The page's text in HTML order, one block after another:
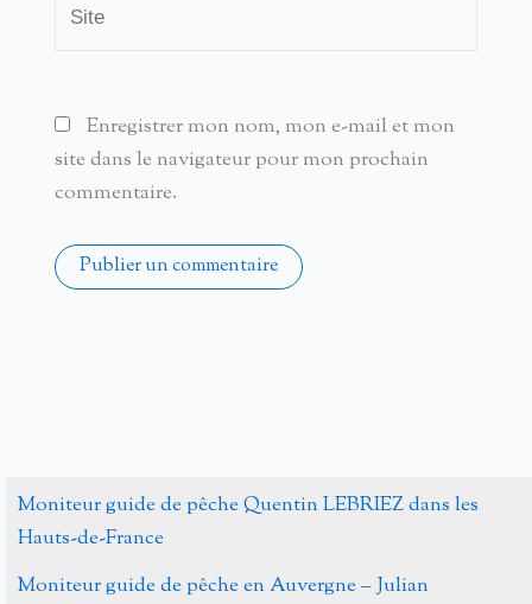
Enregistrer mon nom, mon e-mail et mon
site dans le navigateur pour mon prochain
commentaire.
Moniteur guide de pêche Quentin LEBRIEZ dans les
Hauts-de-France
Moniteur guide de pêche en Auvergne – Julian